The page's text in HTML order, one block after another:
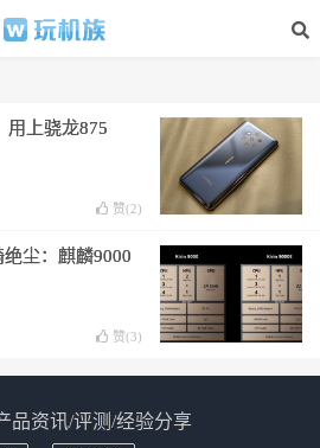
用上骁龙875
赞(2)
尘：麒麟9000
赞(3)
品资讯/评测/经验分享